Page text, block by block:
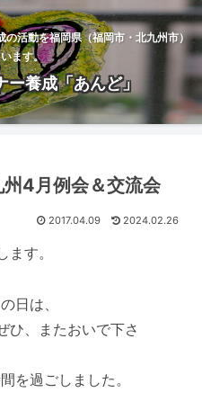
の活動を福岡県（福岡市・北九州市）
ます。
養成「あんど」
4月例会＆交流会
2017.04.09 2024.02.26
す。
日は、
ひ、またおいで下さ
を過ごしました。